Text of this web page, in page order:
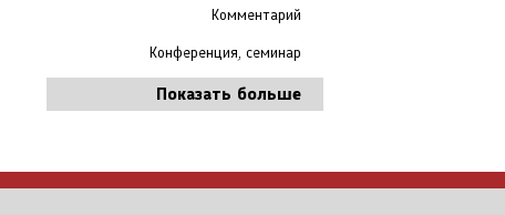
Комментарий
Конференция, семинар
Показать больше